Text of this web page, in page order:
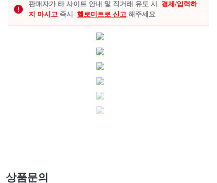
판매자가 타 사이트 안내 및 직거래 유도 시
결제/입력하
지 마시고 즉시 헬로미트로 신고 해주세요
상품문의